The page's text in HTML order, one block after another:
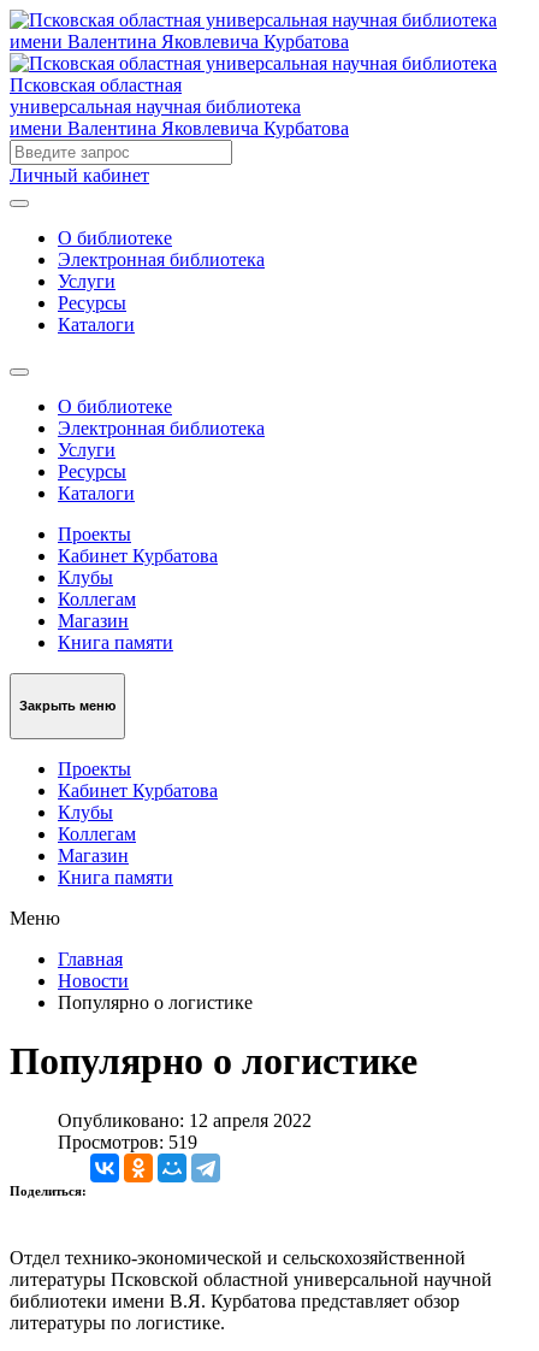
Псковская областная
универсальная научная библиотека
имени Валентина Яковлевича Курбатова
Личный кабинет
О библиотеке
Электронная библиотека
Услуги
Ресурсы
Каталоги
О библиотеке
Электронная библиотека
Услуги
Ресурсы
Каталоги
Проекты
Кабинет Курбатова
Клубы
Коллегам
Магазин
Книга памяти
Закрыть меню
Проекты
Кабинет Курбатова
Клубы
Коллегам
Магазин
Книга памяти
Меню
Главная
Новости
Популярно о логистике
Популярно о логистике
Опубликовано: 12 апреля 2022
Просмотров: 519
Поделиться:
Отдел технико-экономической и сельскохозяйственной
литературы Псковской областной универсальной научной
библиотеки имени В.Я. Курбатова представляет обзор
литературы по логистике.